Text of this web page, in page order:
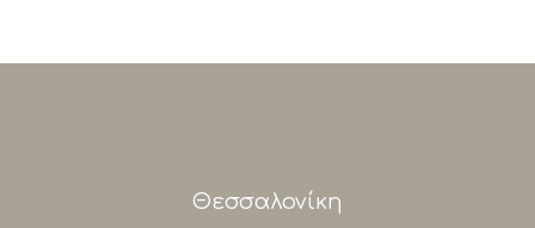
Θεσσαλονίκη